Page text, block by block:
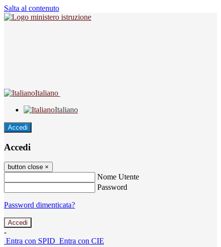
Salta al contenuto
Italiano
Italiano
Accedi
Accedi
button close ×
Nome Utente
Password
Password dimenticata?
-
Entra con SPID Entra con CIE